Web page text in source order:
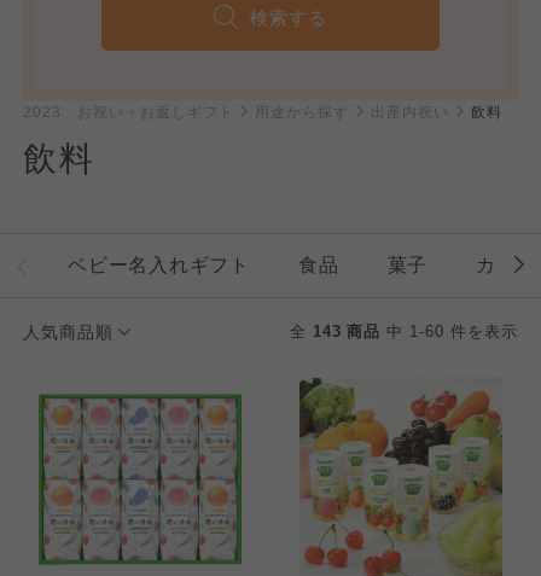
検索する
2023 お祝い・お返しギフト 用途から探す 出産内祝い 飲料
飲料
ベビー名入れギフト 食品 菓子 カタ
人気商品順 全 143 商品 中 1-60 件を表示